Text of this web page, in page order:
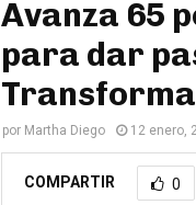
Avanza 65
para dar
por Martha Diego 12 enero,
COMPARTIR 0